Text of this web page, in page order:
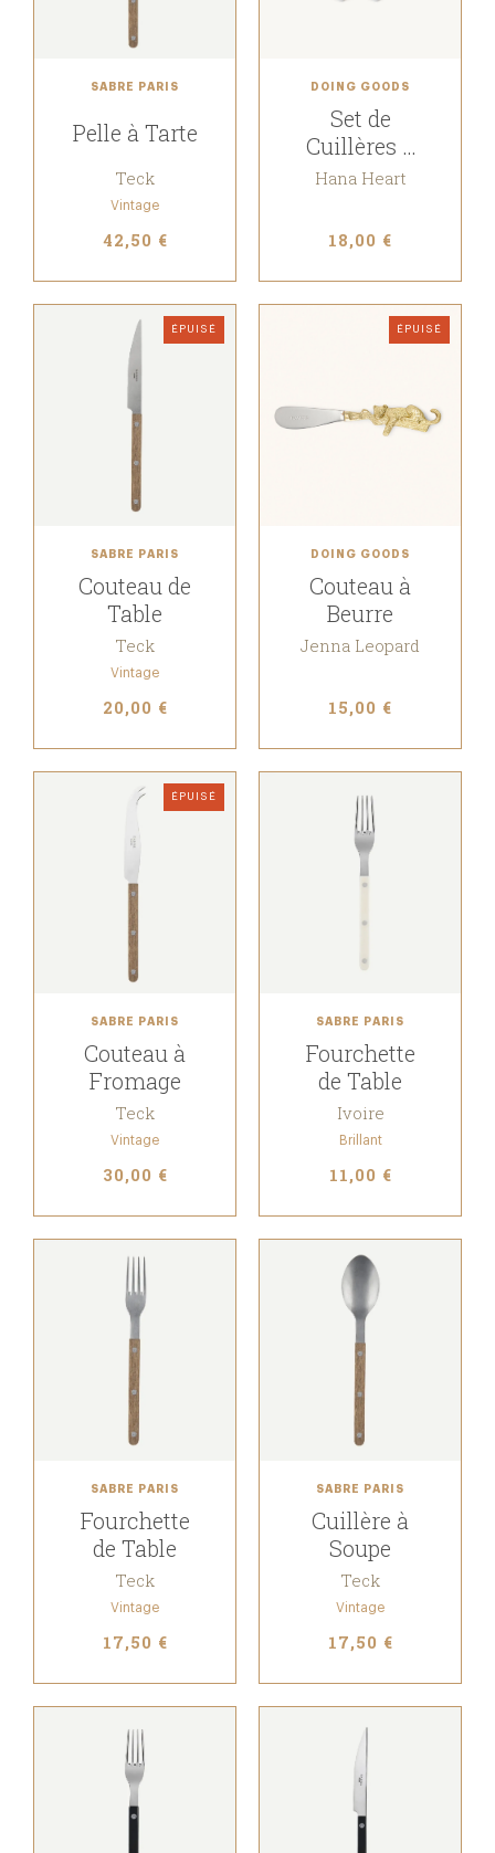
SABRE PARIS
Pelle à Tarte
Teck
Vintage
42,50 €
DOING GOODS
Set de
Cuillères à
Café
Hana Heart
18,00 €
ÉPUISÉ
SABRE PARIS
Couteau de
Table
Teck
Vintage
20,00 €
ÉPUISÉ
DOING GOODS
Couteau à
Beurre
Jenna Leopard
15,00 €
ÉPUISÉ
SABRE PARIS
Couteau à
Fromage
Teck
Vintage
30,00 €
SABRE PARIS
Fourchette
de Table
Ivoire
Brillant
11,00 €
SABRE PARIS
Fourchette
de Table
Teck
Vintage
17,50 €
SABRE PARIS
Cuillère à
Soupe
Teck
Vintage
17,50 €